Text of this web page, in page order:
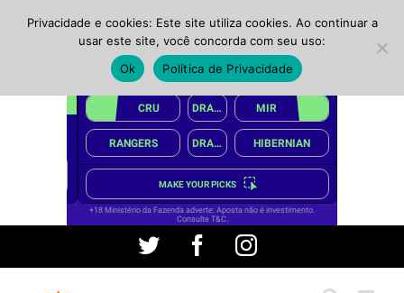
Twitter FacebookInstagram
Privacidade e cookies: Este site utiliza cookies. Ao continuar a
usar este site, você concorda com seu uso:
Ok
Política de Privacidade